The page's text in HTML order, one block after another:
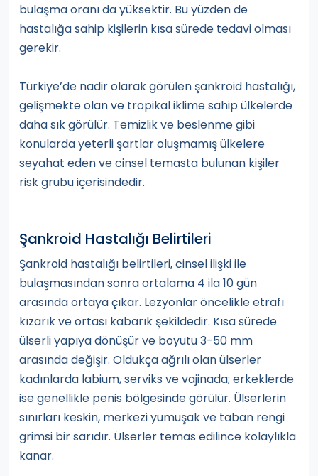
bulaşma oranı da yüksektir. Bu yüzden de
hastalığa sahip kişilerin kısa sürede tedavi olması
gerekir.
Türkiye’de nadir olarak görülen şankroid hastalığı,
gelişmekte olan ve tropikal iklime sahip ülkelerde
daha sık görülür. Temizlik ve beslenme gibi
konularda yeterli şartlar oluşmamış ülkelere
seyahat eden ve cinsel temasta bulunan kişiler
risk grubu içerisindedir.
Şankroid Hastalığı Belirtileri
Şankroid hastalığı belirtileri, cinsel ilişki ile
bulaşmasından sonra ortalama 4 ila 10 gün
arasında ortaya çıkar. Lezyonlar öncelikle etrafı
kızarık ve ortası kabarık şekildedir. Kısa sürede
ülserli yapıya dönüşür ve boyutu 3-50 mm
arasında değişir. Oldukça ağrılı olan ülserler
kadınlarda labium, serviks ve vajinada; erkeklerde
ise genellikle penis bölgesinde görülür. Ülserlerin
sınırları keskin, merkezi yumuşak ve taban rengi
grimsi bir sarıdır. Ülserler temas edilince kolaylıkla
kanar.